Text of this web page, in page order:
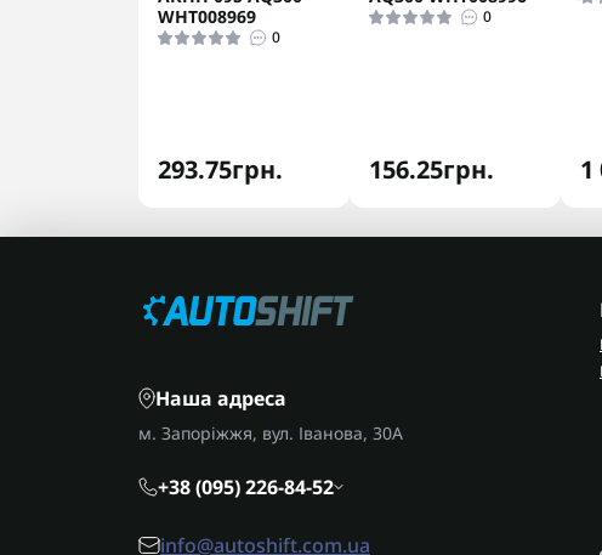
WHT008969
0
293.75грн.
0
156.25грн. 1
Наша адреса
м. Запоріжжя, вул. Іванова, 30А
+38 (095) 226-84-52
info@autoshift.com.ua